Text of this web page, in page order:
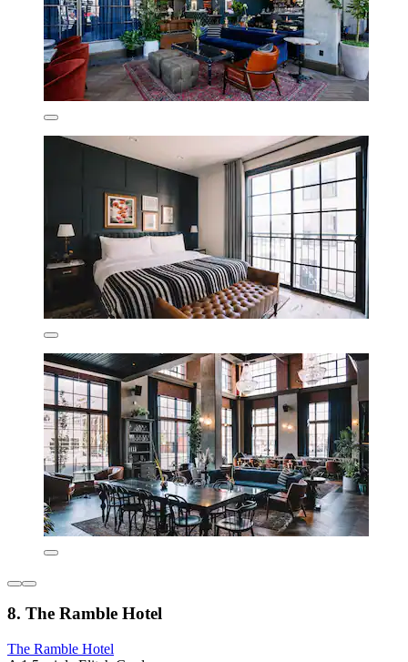
8. The Ramble Hotel
The Ramble Hotel